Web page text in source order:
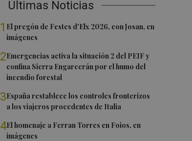
Últimas Noticias
1 El pregón de Festes d'Elx 2026, con Josan, en
imágenes
2Emergencias activa la situación 2 del PEIF y
confina Sierra Engarcerán por el humo del
incendio forestal
3España restablece los controles fronterizos
a los viajeros procedentes de Italia
4El homenaje a Ferran Torres en Foios, en
imágenes